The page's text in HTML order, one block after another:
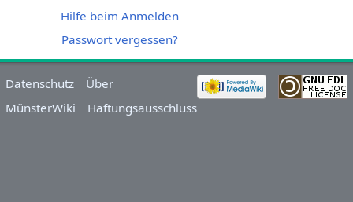
Hilfe beim Anmelden
Passwort vergessen?
Datenschutz
Über
MünsterWiki
Haftungsausschluss